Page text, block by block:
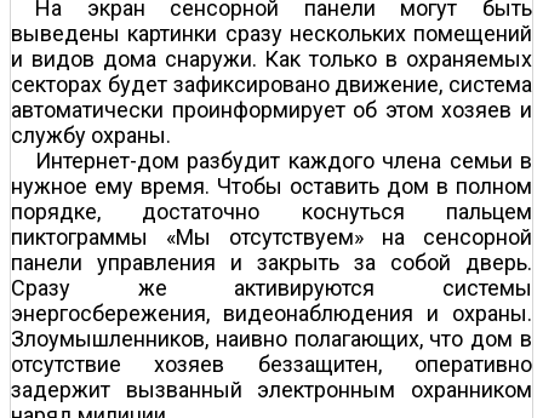
На экран сенсорной панели могут быть
выведены картинки сразу нескольких помещений
и видов дома снаружи. Как только в охраняемых
секторах будет зафиксировано движение, система
автоматически проинформирует об этом хозяев и
службу охраны.
Интернет-дом разбудит каждого члена семьи в
нужное ему время. Чтобы оставить дом в полном
порядке, достаточно коснуться пальцем
пиктограммы «Мы отсутствуем» на сенсорной
панели управления и закрыть за собой дверь.
Сразу же активируются системы
энергосбережения, видеонаблюдения и охраны.
Злоумышленников, наивно полагающих, что дом в
отсутствие хозяев беззащитен, оперативно
задержит вызванный электронным охранником